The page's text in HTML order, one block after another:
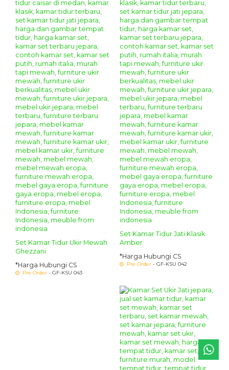
Set Kamar Tidur Ukir Mewah
Ghezzani
*Harga Hubungi CS
Pre Order - GF-KSU 043
Set Kamar Tidur Jati Klasik
Amber
*Harga Hubungi CS
Pre Order - GF-KSU 042